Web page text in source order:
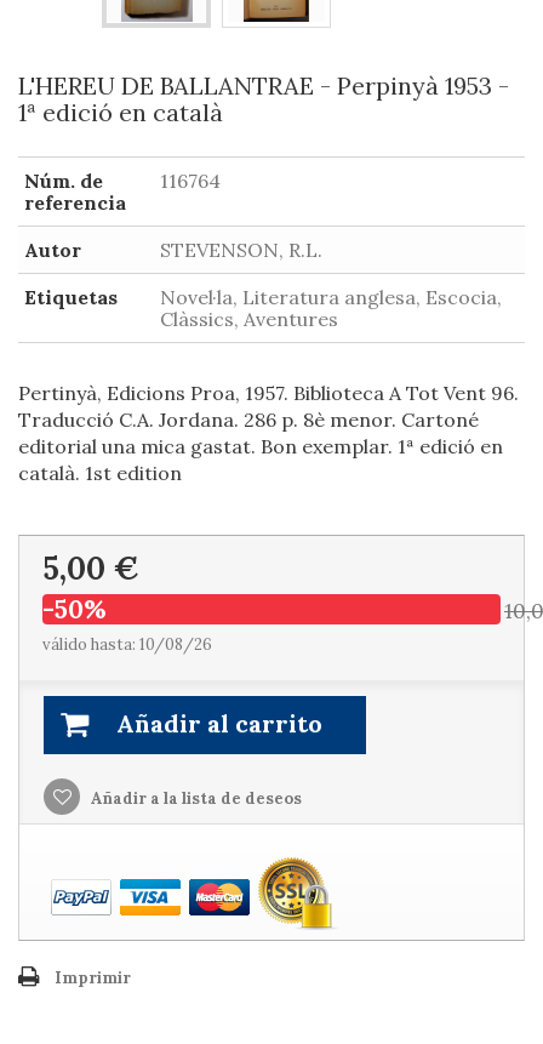
L'HEREU DE BALLANTRAE - Perpinyà 1953 -
1ª edició en català
Núm. de
referencia
116764
Autor
STEVENSON, R.L.
Etiquetas
Novel·la, Literatura anglesa, Escocia,
Clàssics, Aventures
Pertinyà, Edicions Proa, 1957. Biblioteca A Tot Vent 96.
Traducció C.A. Jordana. 286 p. 8è menor. Cartoné
editorial una mica gastat. Bon exemplar. 1ª edició en
català. 1st edition
5,00 €
-50%
válido hasta: 10/08/26
Añadir al carrito
Añadir a la lista de deseos
Imprimir